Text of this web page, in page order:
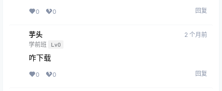
0 0 回复
芋头
学前班 Lv0
2 个月前
咋下载
0 0 回复